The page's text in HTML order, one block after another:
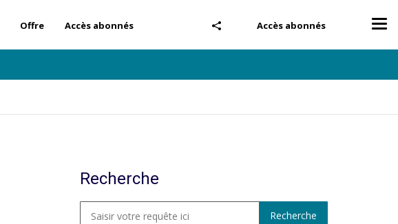
Accès abonnés
Offre Accès abonnés
Recherche